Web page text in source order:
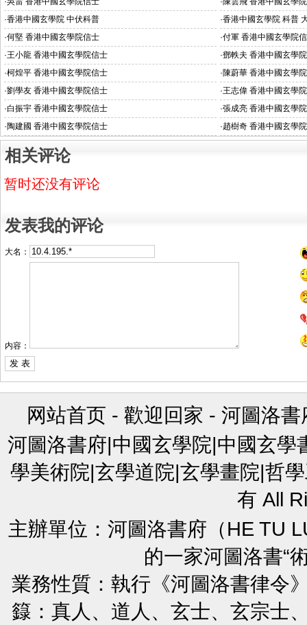
·香港中國玄學院 中伏科普 ·香港中國玄學院 科普
·何堅 香港中國玄學院信士 ·付軍 香港中國玄學院
·王小龍 香港中國玄學院信士 ·鄧軼夫 香港中國玄學
·柯煌平 香港中國玄學院信士 ·陳蔚華 香港中國玄學
·劉學友 香港中國玄學院信士 ·王志偉 香港中國玄學
·白振宇 香港中國玄學院信士 ·張成亮 香港中國玄學
·陶建國 香港中國玄學院信士 ·趙樹奇 香港中國玄學
相关评论
暂时还没有评论
发表我的评论
大名：
内容：
网站首页 - 歡迎回家 - 河圖洛書
河圖洛書府|中國玄學院|中國玄
學美術院|玄學道院|玄學畫院|哲
有 All
主辦單位：河圖洛書府（HE TU
的一家河圖洛書“
業務性質：執行《河圖洛書律令
籙：真人、道人、玄士、玄宗士